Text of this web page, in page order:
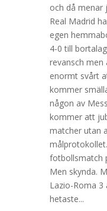
och då menar
Real Madrid
egen
4-0 till
revansch men
enormt svårt
kommer
någon av
kommer att
matcher utan
fotbollsmatch
Men skynda.
Lazio-Roma 3
hetaste...